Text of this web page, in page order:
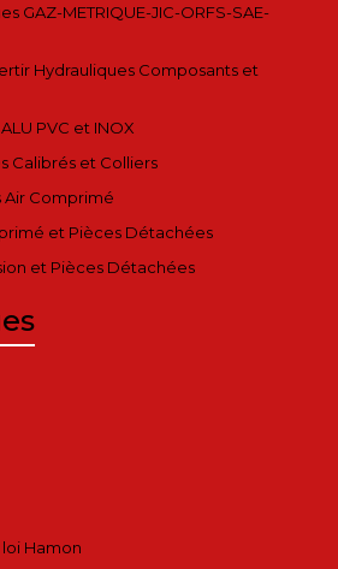
GAZ-METRIQUE-JIC-ORFS-SAE-
Hydrauliques Composants et
PVC et INOX
Calibrés et Colliers
Air Comprimé
et Pièces Détachées
et Pièces Détachées
Hamon